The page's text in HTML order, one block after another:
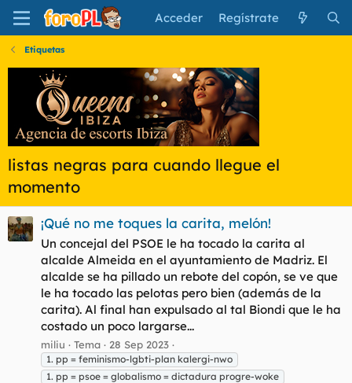
Acceder Regístrate
Etiquetas
listas negras para cuando llegue el
momento
¡Qué no me toques la carita, melón!
Un concejal del PSOE le ha tocado la carita al
alcalde Almeida en el ayuntamiento de Madriz. El
alcalde se ha pillado un rebote del copón, se ve que
le ha tocado las pelotas pero bien (además de la
carita). Al final han expulsado al tal Biondi que le ha
costado un poco largarse...
miliu Tema 28 Sep 2023
1. pp = feminismo-lgbti-plan kalergi-nwo
1. pp = psoe = globalismo = dictadura progre-woke